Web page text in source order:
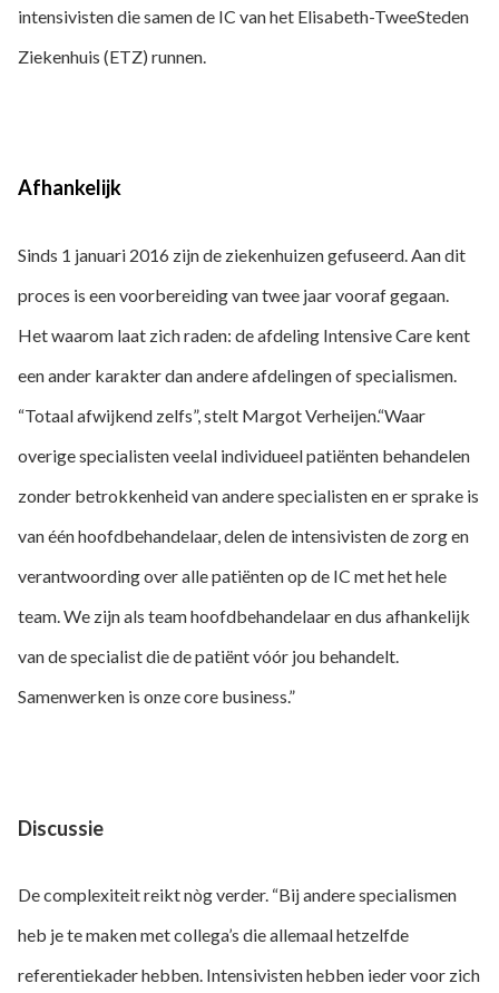
intensivisten die samen de IC van het Elisabeth-TweeSteden
Ziekenhuis (ETZ) runnen.
Afhankelijk
Sinds 1 januari 2016 zijn de ziekenhuizen gefuseerd. Aan dit
proces is een voorbereiding van twee jaar vooraf gegaan.
Het waarom laat zich raden: de afdeling Intensive Care kent
een ander karakter dan andere afdelingen of specialismen.
“Totaal afwijkend zelfs”, stelt Margot Verheijen.“Waar
overige specialisten veelal individueel patiënten behandelen
zonder betrokkenheid van andere specialisten en er sprake is
van één hoofdbehandelaar, delen de intensivisten de zorg en
verantwoording over alle patiënten op de IC met het hele
team. We zijn als team hoofdbehandelaar en dus afhankelijk
van de specialist die de patiënt vóór jou behandelt.
Samenwerken is onze core business.”
Discussie
De complexiteit reikt nòg verder. “Bij andere specialismen
heb je te maken met collega’s die allemaal hetzelfde
referentiekader hebben. Intensivisten hebben ieder voor zich